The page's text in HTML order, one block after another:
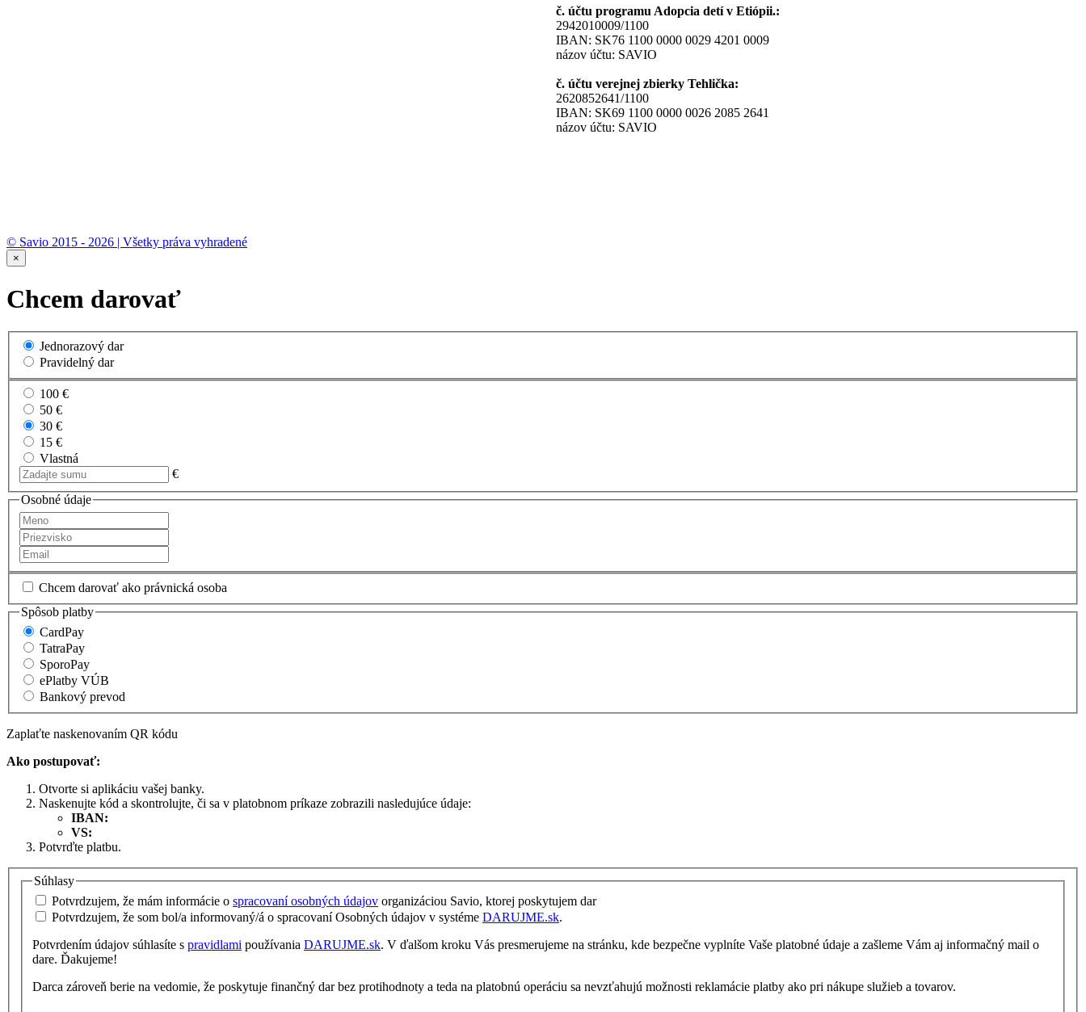
č. účtu programu Adopcia detí v Etiópii.:
2942010009/1100
IBAN: SK76 1100 0000 0029 4201 0009
názov účtu: SAVIO
č. účtu verejnej zbierky Tehlička:
2620852641/1100
IBAN: SK69 1100 0000 0026 2085 2641
názov účtu: SAVIO
© Savio 2015 - 2026 | Všetky práva vyhradené
×
Chcem darovať
Jednorazový dar
Pravidelný dar
100 €
50 €
30 €
15 €
Vlastná
€
Osobné údaje
Chcem darovať ako právnická osoba
Spôsob platby
CardPay
TatraPay
SporoPay
ePlatby VÚB
Bankový prevod
Zaplaťte naskenovaním QR kódu
Ako postupovať:
Otvorte si aplikáciu vašej banky.
Naskenujte kód a skontrolujte, či sa v platobnom príkaze zobrazili nasledujúce údaje:
IBAN:
VS:
Potvrďte platbu.
Súhlasy
Potvrdzujem, že mám informácie o spracovaní osobných údajov organizáciou Savio, ktorej poskytujem dar
Potvrdzujem, že som bol/a informovaný/á o spracovaní Osobných údajov v systéme DARUJME.sk.
Potvrdením údajov súhlasíte s pravidlami používania DARUJME.sk. V ďalšom kroku Vás presmerujeme na stránku, kde bezpečne vyplníte Vaše platobné údaje a zašleme Vám aj informačný mail o
dare. Ďakujeme!
Darca zároveň berie na vedomie, že poskytuje finančný dar bez protihodnoty a teda na platobnú operáciu sa nevzťahujú možnosti reklamácie platby ako pri nákupe služieb a tovarov.